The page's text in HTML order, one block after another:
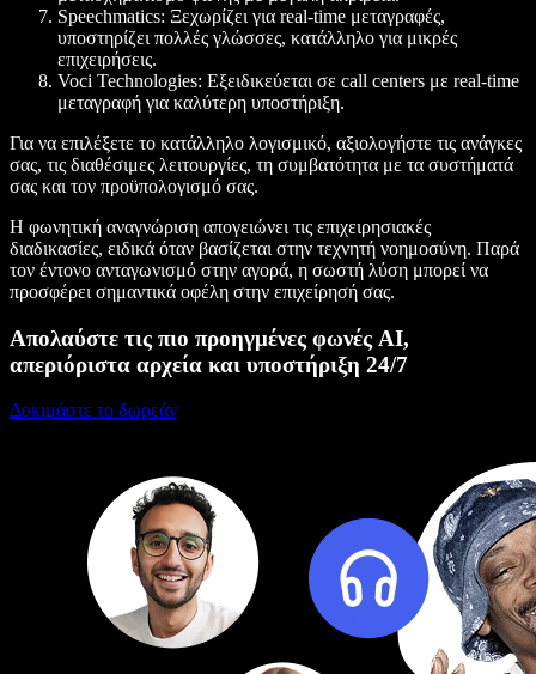
Speechmatics: Ξεχωρίζει για real-time μεταγραφές,
υποστηρίζει πολλές γλώσσες, κατάλληλο για μικρές
επιχειρήσεις.
Voci Technologies: Εξειδικεύεται σε call centers με real-time
μεταγραφή για καλύτερη υποστήριξη.
Για να επιλέξετε το κατάλληλο λογισμικό, αξιολογήστε τις ανάγκες
σας, τις διαθέσιμες λειτουργίες, τη συμβατότητα με τα συστήματά
σας και τον προϋπολογισμό σας.
Η φωνητική αναγνώριση απογειώνει τις επιχειρησιακές
διαδικασίες, ειδικά όταν βασίζεται στην τεχνητή νοημοσύνη. Παρά
τον έντονο ανταγωνισμό στην αγορά, η σωστή λύση μπορεί να
προσφέρει σημαντικά οφέλη στην επιχείρησή σας.
Απολαύστε τις πιο προηγμένες φωνές AI,
απεριόριστα αρχεία και υποστήριξη 24/7
Δοκιμάστε το δωρεάν